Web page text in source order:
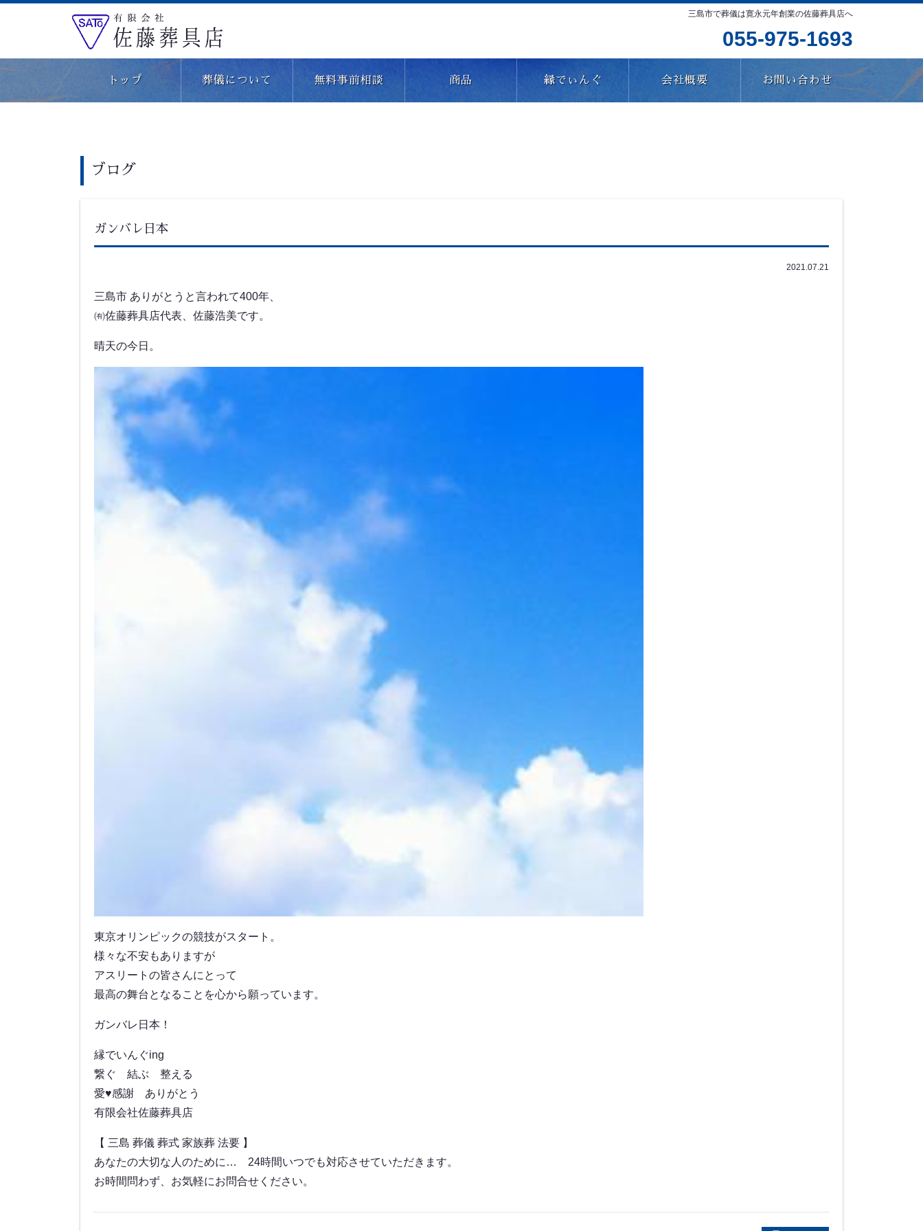
三島市で葬儀は寛永元年創業の佐藤葬具店へ
055-975-1693
トップ 葬儀について 無料事前相談 商品 縁でぃんぐ 会社概要 お問い合わせ
有限会社佐藤葬具店 >
ブログ
ガンバレ日本
2021.07.21
三島市 ありがとうと言われて400年、
㈲佐藤葬具店代表、佐藤浩美です。
晴天の今日。
東京オリンピックの競技がスタート。
様々な不安もありますが
アスリートの皆さんにとって
最高の舞台となることを心から願っています。
ガンバレ日本！
縁でいんぐing
繋ぐ 結ぶ 整える
愛♥感謝 ありがとう
有限会社佐藤葬具店
【 三島 葬儀 葬式 家族葬 法要 】
あなたの大切な人のために… 24時間いつでも対応させていただきます。
お時間問わず、お気軽にお問合せください。